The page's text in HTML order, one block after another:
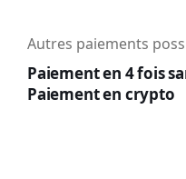
Autres paiements
Paiement en 4 fois
Paiement en crypto